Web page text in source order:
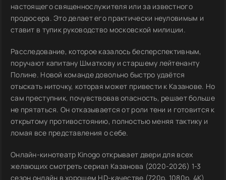
настоящего священнослужителя или за известного
продюсера. Это делает его практически неуловимым и
ставит в тупик руководство московской милиции.
Расследование, которое казалось бесперспективным,
поручают капитану Шматкову и старшему лейтенанту
Полине. Новой команде довольно быстро удаётся
отыскать ниточку, которая может привести к Казанове. Но
сам преступник, почувствовав опасность, решает больше
не прятаться. Он отказывается от роли тени и готовится к
открытому противостоянию, полностью меняя тактику и
ломая все представления о себе.
Онлайн-кинотеатр Kinogo открывает двери для всех
желающих смотреть сериал Казанова (2020-2026) 1-3
сезон онлайн в хорошем HD-качестве (720p, 1080p, 4K)